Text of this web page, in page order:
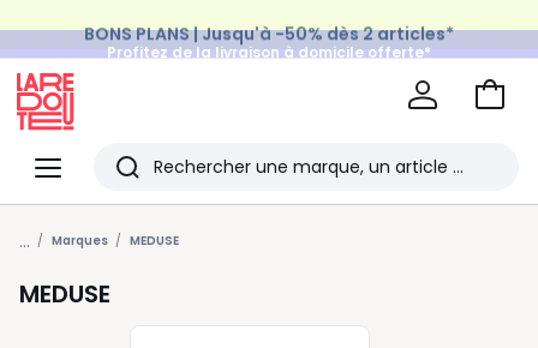
Profitez de la livraison à domicile offerte*
sur tous vos achats Mode & Maison
Menu
Redoute
Rechercher
Les
derniers
articles
consultés
Aller
... Marques MEDUSE
MEDUSE